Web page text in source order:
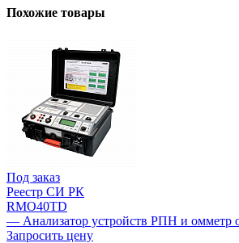
Похожие товары
Под заказ
Реестр СИ РК
RMO40TD
— Анализатор устройств РПН и омметр
Запросить цену